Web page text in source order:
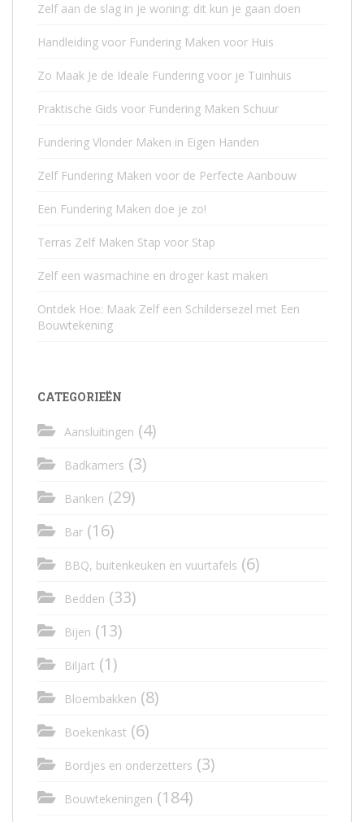
Zelf aan de slag in je woning: dit kun je gaan doen
Handleiding voor Fundering Maken voor Huis
Zo Maak Je de Ideale Fundering voor je Tuinhuis
Praktische Gids voor Fundering Maken Schuur
Fundering Vlonder Maken in Eigen Handen
Zelf Fundering Maken voor de Perfecte Aanbouw
Een Fundering Maken doe je zo!
Terras Zelf Maken Stap voor Stap
Zelf een wasmachine en droger kast maken
Ontdek Hoe: Maak Zelf een Schildersezel met Een
Bouwtekening
CATEGORIEËN
Aansluitingen (4)
Badkamers (3)
Banken (29)
Bar (16)
BBQ, buitenkeuken en vuurtafels (6)
Bedden (33)
Bijen (13)
Biljart (1)
Bloembakken (8)
Boekenkast (6)
Bordjes en onderzetters (3)
Bouwtekeningen (184)